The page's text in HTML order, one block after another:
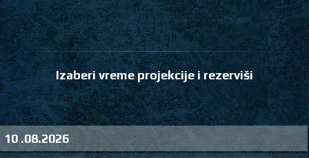
Izaberi vreme projekcije i rezerviši
10 .08.2026